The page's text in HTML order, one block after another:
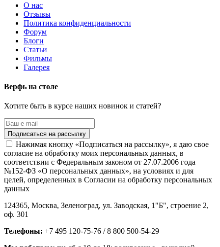
О нас
Отзывы
Политика конфиденциальности
Форум
Блоги
Статьи
Фильмы
Галерея
Верфь на столе
Хотите быть в курсе наших новинок и статей?
Нажимая кнопку «Подписаться на рассылку», я даю свое
согласие на обработку моих персональных данных, в
соответствии с Федеральным законом от 27.07.2006 года
№152-ФЗ «О персональных данных», на условиях и для
целей, определенных в Согласии на обработку персональных
данных
124365, Москва, Зеленоград, ул. Заводская, 1"Б", строение 2,
оф. 301
Телефоны: +7 495 120-75-76 / 8 800 500-54-29